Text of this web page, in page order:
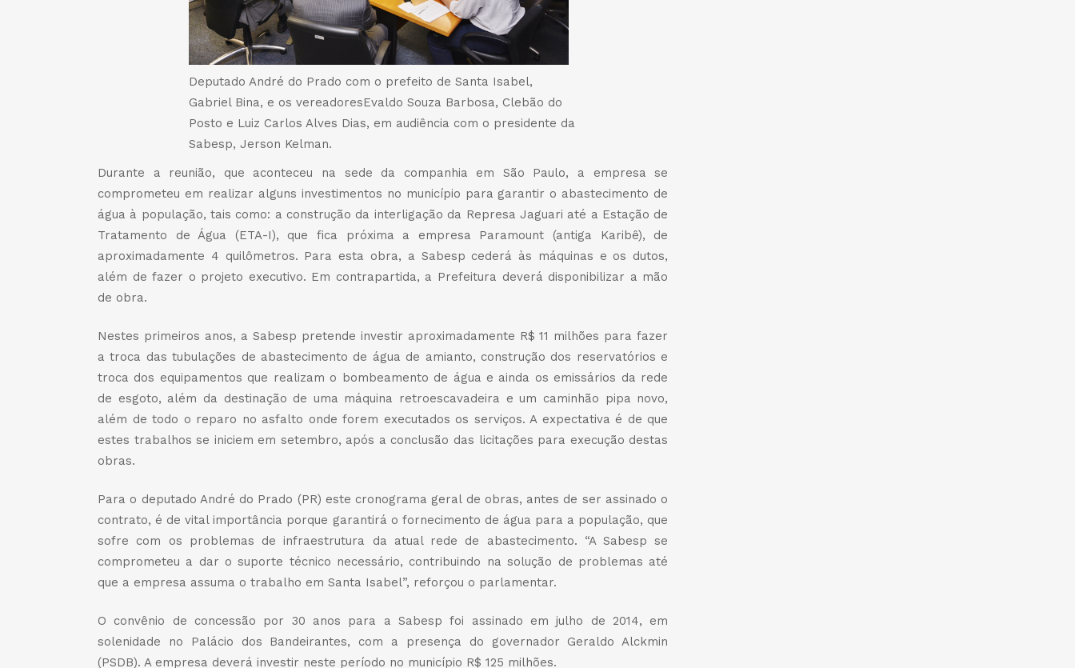
Deputado André do Prado com o prefeito de Santa Isabel,
Gabriel Bina, e os vereadoresEvaldo Souza Barbosa, Clebão do
Posto e Luiz Carlos Alves Dias, em audiência com o presidente da
Sabesp, Jerson Kelman.
Durante a reunião, que aconteceu na sede da companhia em São Paulo, a empresa se
comprometeu em realizar alguns investimentos no município para garantir o abastecimento de
água à população, tais como: a construção da interligação da Represa Jaguari até a Estação de
Tratamento de Água (ETA-I), que fica próxima a empresa Paramount (antiga Karibê), de
aproximadamente 4 quilômetros. Para esta obra, a Sabesp cederá às máquinas e os dutos,
além de fazer o projeto executivo. Em contrapartida, a Prefeitura deverá disponibilizar a mão
de obra.
Nestes primeiros anos, a Sabesp pretende investir aproximadamente R$ 11 milhões para fazer
a troca das tubulações de abastecimento de água de amianto, construção dos reservatórios e
troca dos equipamentos que realizam o bombeamento de água e ainda os emissários da rede
de esgoto, além da destinação de uma máquina retroescavadeira e um caminhão pipa novo,
além de todo o reparo no asfalto onde forem executados os serviços. A expectativa é de que
estes trabalhos se iniciem em setembro, após a conclusão das licitações para execução destas
obras.
Para o deputado André do Prado (PR) este cronograma geral de obras, antes de ser assinado o
contrato, é de vital importância porque garantirá o fornecimento de água para a população, que
sofre com os problemas de infraestrutura da atual rede de abastecimento. “A Sabesp se
comprometeu a dar o suporte técnico necessário, contribuindo na solução de problemas até
que a empresa assuma o trabalho em Santa Isabel”, reforçou o parlamentar.
O convênio de concessão por 30 anos para a Sabesp foi assinado em julho de 2014, em
solenidade no Palácio dos Bandeirantes, com a presença do governador Geraldo Alckmin
(PSDB). A empresa deverá investir neste período no município R$ 125 milhões.